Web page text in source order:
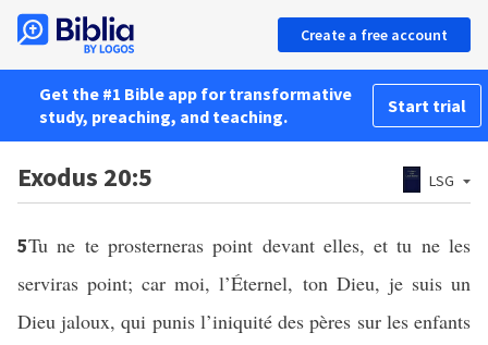
Create a free account
Get the #1 Bible app for transformative
study, preaching, and teaching.
Start trial
Exodus 20:5 LSG
5Tu ne te prosterneras point devant elles, et tu ne les
serviras point; car moi, l’Éternel, ton Dieu, je suis un
Dieu jaloux, qui punis l’iniquité des pères sur les enfants